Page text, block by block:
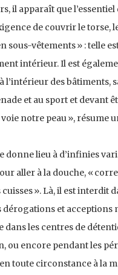
il apparaît que
de couvrir le torse,
sous-vêtements » : telle
intérieur. Il est
l’intérieur des bâtiments,
et au sport et devant
notre peau », résume
donne lieu à d’infinies
aller à la douche, «
». Là, il est interdit
et acceptions
les centres de
ou encore pendant les
toute circonstance à la